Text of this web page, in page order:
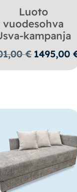
Luoto
vuodesohva
kampanja
€ Alkuperäinen
1495,00